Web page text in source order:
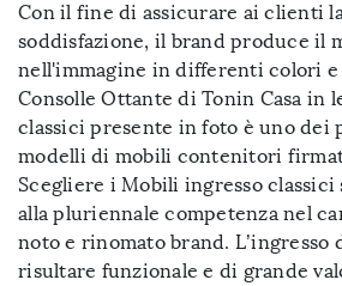
Con il fine di assicurare ai clienti
soddisfazione, il brand produce il
nell'immagine in differenti colori
Consolle Ottante di Tonin Casa in
classici presente in foto è uno dei
modelli di mobili contenitori
Scegliere i Mobili ingresso
alla pluriennale competenza nel
noto e rinomato brand. L’ingresso
risultare funzionale e di grande